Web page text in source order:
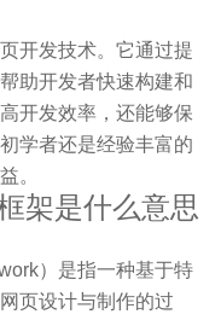
开发技术。它通过提
助开发者快速构建和
开发效率，还能够保
学者还是经验丰富的
。
架是什么意思
）是指一种基于特
页设计与制作的过